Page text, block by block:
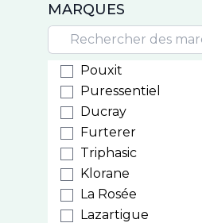
MARQUES
Pouxit
Puressentiel
Ducray
Furterer
Triphasic
Klorane
La Rosée
Lazartigue